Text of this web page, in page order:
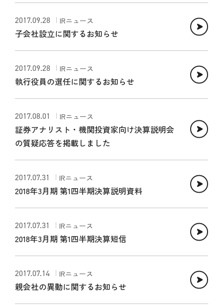
2017.09.28 IRニュース
子会社設立に関するお知らせ
2017.09.28 IRニュース
執行役員の選任に関するお知らせ
2017.08.01 IRニュース
証券アナリスト・機関投資家向け決算説明会
の質疑応答を掲載しました
2017.07.31 IRニュース
2018年3月期 第1四半期決算説明資料
2017.07.31 IRニュース
2018年3月期 第1四半期決算短信
2017.07.14 IRニュース
親会社の異動に関するお知らせ